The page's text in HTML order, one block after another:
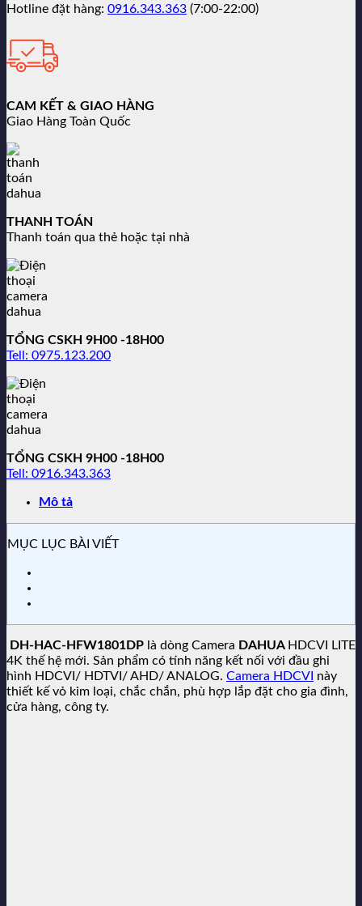
Hotline đặt hàng: 0916.343.363 (7:00-22:00)
CAM KẾT & GIAO HÀNG
Giao Hàng Toàn Quốc
THANH TOÁN
Thanh toán qua thẻ hoặc tại nhà
TỔNG CSKH 9H00 -18H00
Tell: 0975.123.200
TỔNG CSKH 9H00 -18H00
Tell: 0916.343.363
Mô tả
MỤC LỤC BÀI VIẾT
DH-HAC-HFW1801DP là dòng Camera DAHUA HDCVI LITE
4K thế hệ mới. Sản phẩm có tính năng kết nối với đầu ghi
hình HDCVI/ HDTVI/ AHD/ ANALOG. Camera HDCVI này
thiết kế vỏ kim loại, chắc chắn, phù hợp lắp đặt cho gia đình,
cửa hàng, công ty.